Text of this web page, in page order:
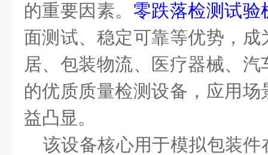
的重要因素。 零跌落检测试验
面测试、稳定可靠等优势，
居、包装物流、医疗器械、
的优质质量检测设备 ，应用
益凸显。
该设备核心用于模拟包装